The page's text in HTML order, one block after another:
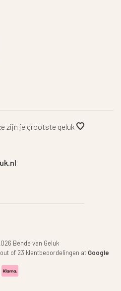
zijn je grootste geluk
Bende van Geluk
out of 23 klantbeoordelingen at Google